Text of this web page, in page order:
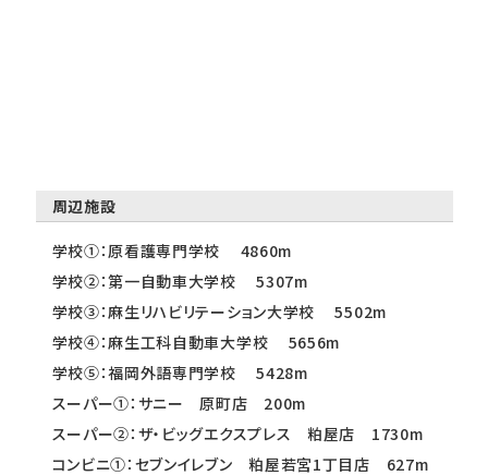
周辺施設
学校①：原看護専門学校 4860m
学校②：第一自動車大学校 5307m
学校③：麻生リハビリテーション大学校 5502m
学校④：麻生工科自動車大学校 5656m
学校⑤：福岡外語専門学校 5428m
スーパー①：サニー 原町店 200m
スーパー②：ザ・ビッグエクスプレス 粕屋店 1730m
コンビニ①：セブンイレブン 粕屋若宮1丁目店 627m